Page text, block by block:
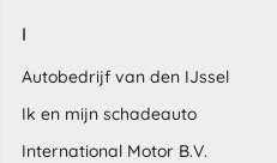
I
Autobedrijf van den IJssel
Ik en mijn schadeauto
International Motor B.V.